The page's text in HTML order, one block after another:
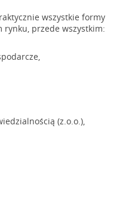
wszystkie formy
rynku, przede wszystkim:
(z.o.o.),